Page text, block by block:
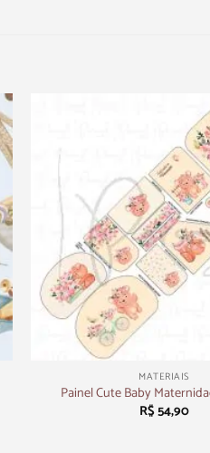
MATERIAIS
Painel Cute Baby
R$54,90